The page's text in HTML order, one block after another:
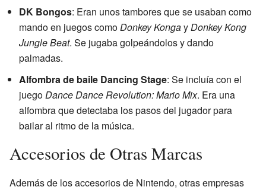
DK Bongos: Eran unos tambores que se usaban como
mando en juegos como Donkey Kongay Donkey Kong
Jungle Beat. Se jugaba golpeándolos y dando
palmadas.
Alfombra de baile Dancing Stage: Se incluía con el
juego Dance Dance Revolution: Mario Mix. Era una
alfombra que detectaba los pasos del jugador para
bailar al ritmo de la música.
Accesorios de Otras Marcas
Además de los accesorios de Nintendo, otras empresas